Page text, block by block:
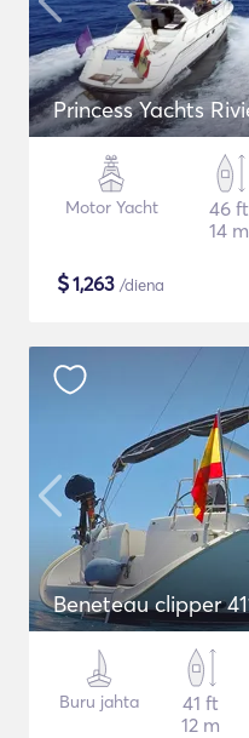
Princess Yachts
Motor Yacht
46 ft
14 m
$1,263 /diena
Beneteau clipper
Buru jahta
41 ft
12 m